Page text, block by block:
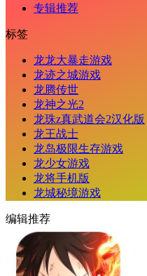
专辑推荐
标签
龙龙大暴走游戏
龙迹之城游戏
龙腾传世
龙神之光2
龙珠z真武道会2汉化版
龙王战士
龙岛极限生存游戏
龙少女游戏
龙将手机版
龙城秘境游戏
编辑推荐